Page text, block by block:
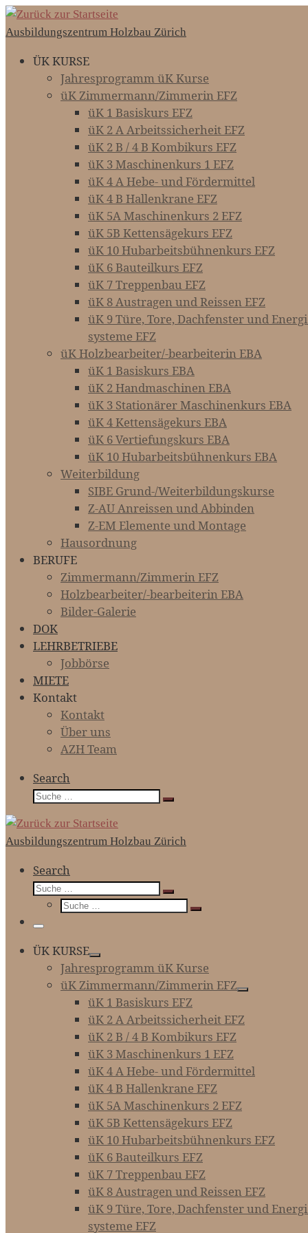
Zum
Inhalt
Ausbildungszentrum Holzbau Zürich
ÜK KURSE
Jahresprogramm üK Kurse
üK Zimmermann/Zimmerin EFZ
üK 1 Basiskurs EFZ
üK 2 A Arbeitssicherheit EFZ
üK 2 B / 4 B Kombikurs EFZ
üK 3 Maschinenkurs 1 EFZ
üK 4 A Hebe- und Fördermittel
üK 4 B Hallenkrane EFZ
üK 5A Maschinenkurs 2 EFZ
üK 5B Kettensägekurs EFZ
üK 10 Hubarbeitsbühnenkurs EFZ
üK 6 Bauteilkurs EFZ
üK 7 Treppenbau EFZ
üK 8 Austragen und Reissen EFZ
üK 9 Türe, Tore, Dachfenster und
systeme EFZ
üK Holzbearbeiter/-bearbeiterin EBA
üK 1 Basiskurs EBA
üK 2 Handmaschinen EBA
üK 3 Stationärer Maschinenkurs EBA
üK 4 Kettensägekurs EBA
üK 6 Vertiefungskurs EBA
üK 10 Hubarbeitsbühnenkurs EBA
Weiterbildung
SIBE Grund-/Weiterbildungskurse
Z-AU Anreissen und Abbinden
Z-EM Elemente und Montage
Hausordnung
BERUFE
Zimmermann/Zimmerin EFZ
Holzbearbeiter/-bearbeiterin EBA
Bilder-Galerie
DOK
LEHRBETRIEBE
Jobbörse
MIETE
Kontakt
Kontakt
Über uns
AZH Team
Search
Suche
Suche
Ausbildungszentrum Holzbau Zürich
Search
Suche
Suche
Suche
Suche
Menü
ÜK KURSE
Jahresprogramm üK Kurse
üK Zimmermann/Zimmerin EFZ
üK 1 Basiskurs EFZ
üK 2 A Arbeitssicherheit EFZ
üK 2 B / 4 B Kombikurs EFZ
üK 3 Maschinenkurs 1 EFZ
üK 4 A Hebe- und Fördermittel
üK 4 B Hallenkrane EFZ
üK 5A Maschinenkurs 2 EFZ
üK 5B Kettensägekurs EFZ
üK 10 Hubarbeitsbühnenkurs EFZ
üK 6 Bauteilkurs EFZ
üK 7 Treppenbau EFZ
üK 8 Austragen und Reissen EFZ
üK 9 Türe, Tore, Dachfenster und
systeme EFZ